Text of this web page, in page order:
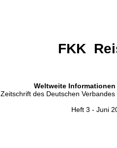
FKK
Weltweite
Zeitschrift des Deutschen
Heft 3 - Juni